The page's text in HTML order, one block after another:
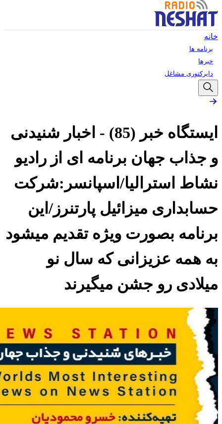
خانه
برنامه ها
خبرها
دایرکتوری مشاغل
ایستگاه خبر (85) - اخبار شنیدنی
و جذاب جهان برنامه ای از رادیو
نشاط استرالیا/اسپانسر:شرکت
حسابداری میزائیل پارتنرز/این
برنامه بصورت ویژه تقدیم میشود
به همه عزیزانی که سال نو
میلادی رو جشن میگیرند